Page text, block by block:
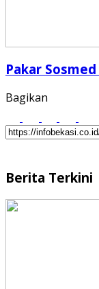
Pakar
Bagikan
Berita Terkini